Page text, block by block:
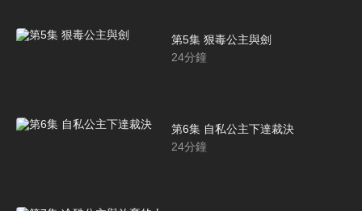
第5集 狠毒公主與劍
24分鐘
第6集 自私公主下達裁決
24分鐘